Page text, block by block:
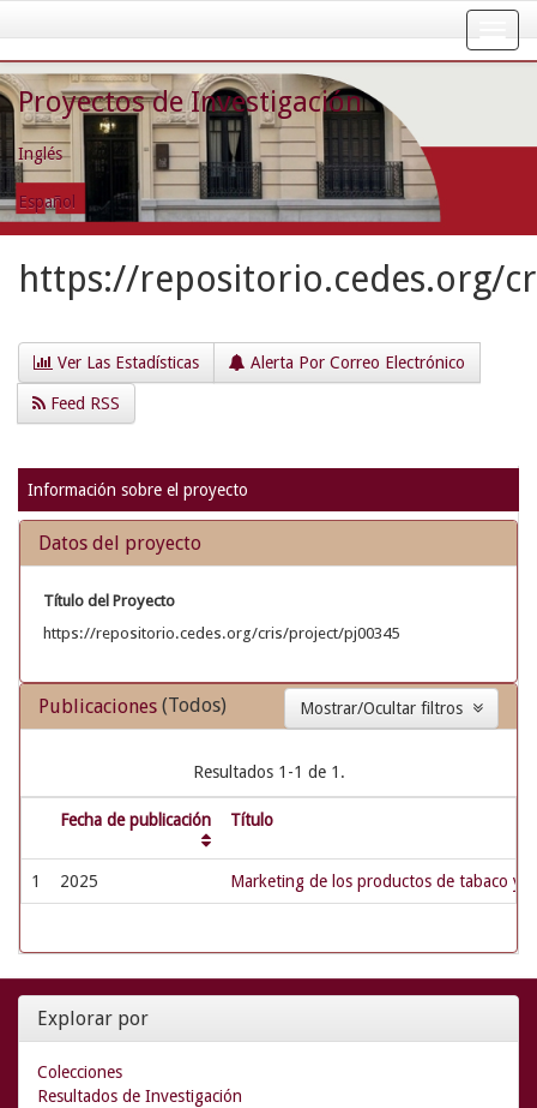
navigation
Proyectos de Investigación
Inglés
Español
https://repositorio.cedes.org/
Ver Las Estadísticas Alerta Por Correo Electrónico
Feed RSS
Información sobre el proyecto
Datos del proyecto
Título del Proyecto
https://repositorio.cedes.org/cris/project/pj00345
Publicaciones (Todos)
Resultados 1-1 de 1.
Fecha de publicación Título
1 2025 Marketing de los productos de tabaco y
Explorar por
Colecciones
Resultados de Investigación